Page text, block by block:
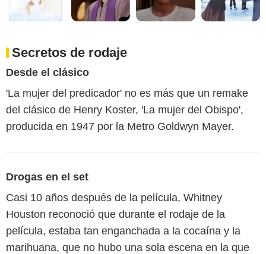
Secretos de rodaje
Desde el clásico
'La mujer del predicador' no es más que un remake
del clásico de Henry Koster, 'La mujer del Obispo',
producida en 1947 por la Metro Goldwyn Mayer.
Drogas en el set
Casi 10 años después de la película, Whitney
Houston reconoció que durante el rodaje de la
película, estaba tan enganchada a la cocaína y la
marihuana, que no hubo una sola escena en la que